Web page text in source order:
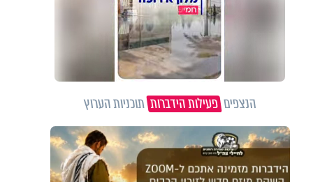
הנצפיםפעילות הידברותתוכניות הערוץ